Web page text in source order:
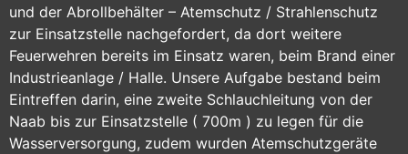
und der Abrollbehälter – Atemschutz / Strahlenschutz
zur Einsatzstelle nachgefordert, da dort weitere
Feuerwehren bereits im Einsatz waren, beim Brand einer
Industrieanlage / Halle. Unsere Aufgabe bestand beim
Eintreffen darin, eine zweite Schlauchleitung von der
Naab bis zur Einsatzstelle ( 700m ) zu legen für die
Wasserversorgung, zudem wurden Atemschutzgeräte